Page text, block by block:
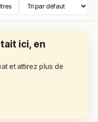
ici, en
et attirez plus de